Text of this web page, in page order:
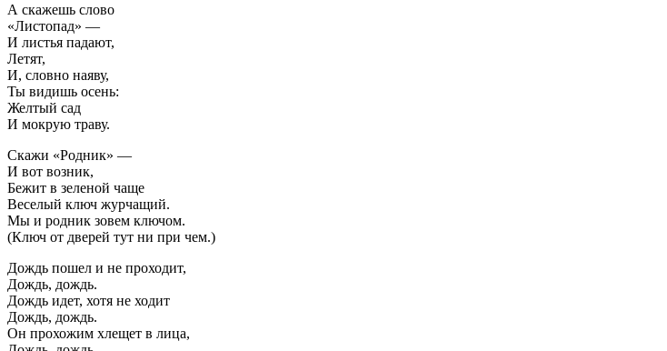
А скажешь слово
«Листопад» —
И листья падают,
Летят,
И, словно наяву,
Ты видишь осень:
Желтый сад
И мокрую траву.
Скажи «Родник» —
И вот возник,
Бежит в зеленой чаще
Веселый ключ журчащий.
Мы и родник зовем ключом.
(Ключ от дверей тут ни при чем.)
Дождь пошел и не проходит,
Дождь, дождь.
Дождь идет, хотя не ходит
Дождь, дождь.
Он прохожим хлещет в лица,